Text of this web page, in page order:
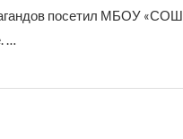
посетил МБОУ «СОШ
…